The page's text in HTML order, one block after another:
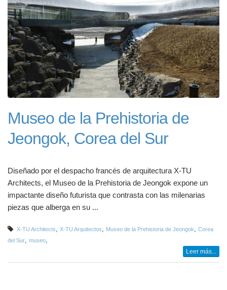
Museo de la Prehistoria de
Jeongok, Corea del Sur
Diseñado por el despacho francés de arquitectura X-TU
Architects, el Museo de la Prehistoria de Jeongok expone un
impactante diseño futurista que contrasta con las milenarias
piezas que alberga en su ...
X-TU Architects, X-TU Arquitectos, Museo de la Prehistoria de Jeongok, Corea
del Sur, museo,
Leer más...